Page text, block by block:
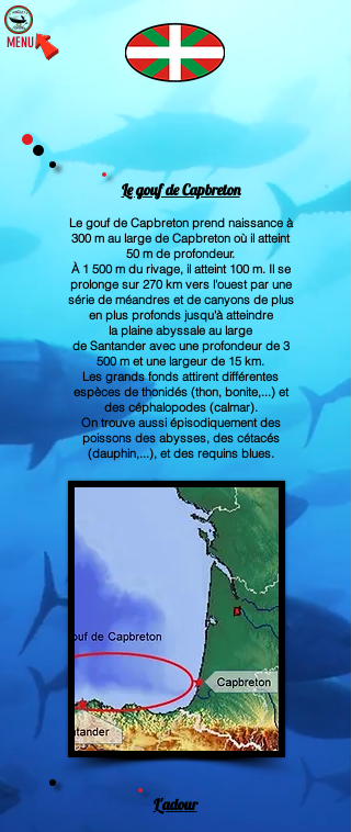
MENU
Le gouf de Capbreton
Le gouf de Capbreton prend naissance à
300 m au large de Capbreton où il atteint
50 m de profondeur.
À 1 500 m du rivage, il atteint 100 m. Il se
prolonge sur 270 km vers l'ouest par une
série de méandres et de canyons de plus
en plus profonds jusqu'à atteindre
laplaine abyssale au large
de Santanderavec une profondeur de 3
500 m et une largeur de 15 km.
Les grands fonds attirent différentes
espèces de thonidés (thon, bonite,...) et
des céphalopodes (calmar).
On trouve aussi épisodiquement des
poissons des abysses, des cétacés
(dauphin,...), et des requins blues.
L'adour